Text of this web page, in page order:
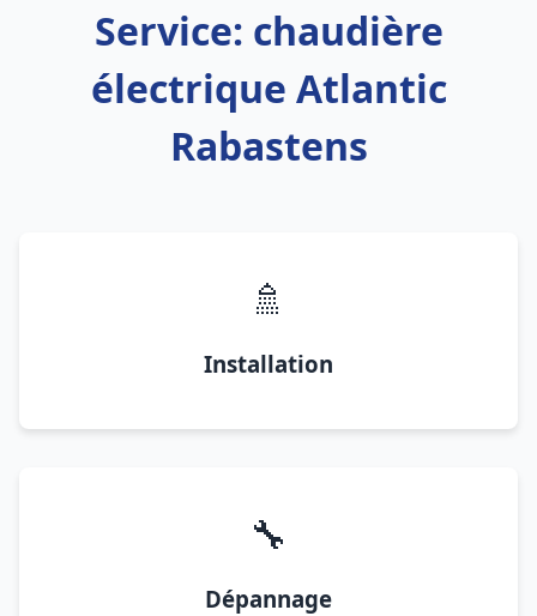
Service: chaudière
électrique Atlantic
Rabastens
🚿
Installation
🔧
Dépannage